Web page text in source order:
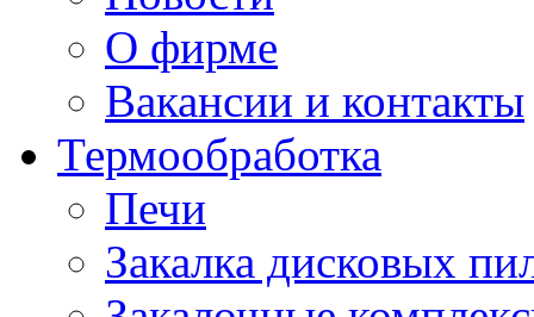
О фирме
Вакансии и контакты
Термообработка
Печи
Закалка дисковых